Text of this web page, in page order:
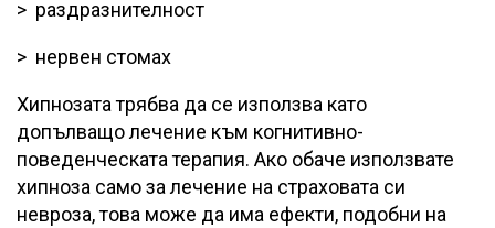
> раздразнителност
> нервен стомах
Хипнозата трябва да се използва като
допълващо лечение към когнитивно-
поведенческата терапия. Ако обаче използвате
хипноза само за лечение на страховата си
невроза, това може да има ефекти, подобни на